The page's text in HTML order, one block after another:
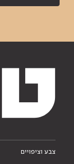
צבע וציפויים